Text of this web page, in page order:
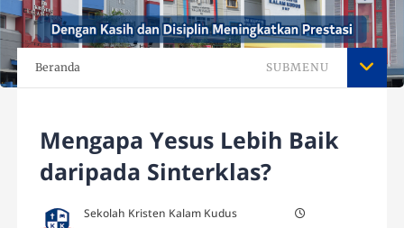
Beranda SUBMENU
Mengapa Yesus Lebih Baik
daripada Sinterklas?
Sekolah Kristen Kalam Kudus